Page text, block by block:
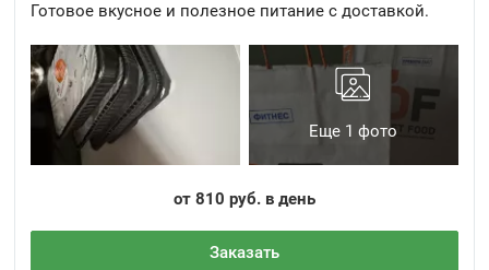
Готовое вкусное и полезное питание с доставкой.
Еще 1 фото
от 810 руб. в день
Заказать